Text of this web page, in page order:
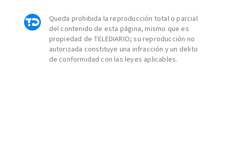
Queda prohibida la reproducción total o parcial
del contenido de esta página, mismo que es
propiedad de TELEDIARIO; su reproducción no
autorizada constituye una infracción y un delito
de conformidad con las leyes aplicables.